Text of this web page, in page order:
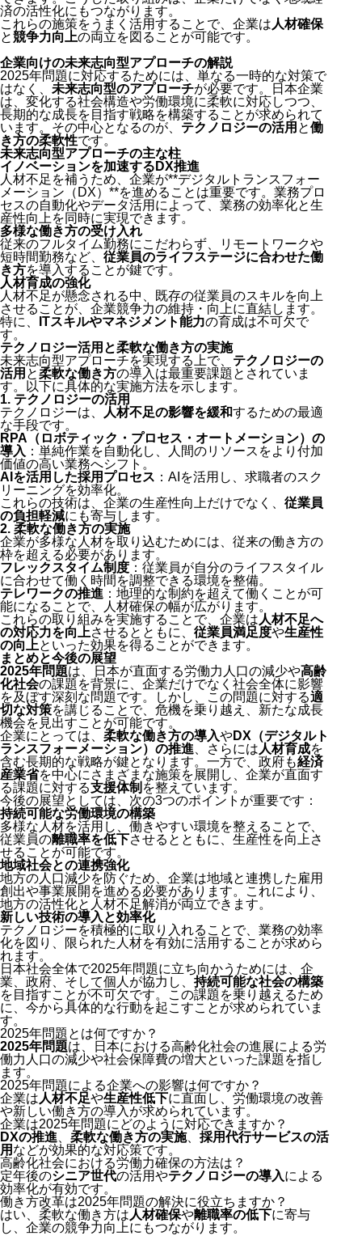
済の活性化にもつながります。
これらの施策をうまく活用することで、企業は 人材確保
と競争力向上の両立を図ることが可能です。
企業向けの未来志向型アプローチの解説
2025年問題に対応するためには、単なる一時的な対策で
はなく、 未来志向型のアプローチが必要です。日本企業
は、変化する社会構造や労働環境に柔軟に対応しつつ、
長期的な成長を目指す戦略を構築することが求められて
います。その中心となるのが、 テクノロジーの活用 と働
き方の柔軟性です。
未来志向型アプローチの主な柱
イノベーションを加速するDX推進
人材不足を補うため、企業が**デジタルトランスフォー
メーション（DX）**を進めることは重要です。業務プロ
セスの自動化やデータ活用によって、業務の効率化と生
産性向上を同時に実現できます。
多様な働き方の受け入れ
従来のフルタイム勤務にこだわらず、リモートワークや
短時間勤務など、 従業員のライフステージに合わせた働
き方を導入することが鍵です。
人材育成の強化
人材不足が懸念される中、既存の従業員のスキルを向上
させることが、企業競争力の維持・向上に直結します。
特に、
ITスキルやマネジメント能力の育成は不可欠で
す。
テクノロジー活用と柔軟な働き方の実施
未来志向型アプローチを実現する上で、 テクノロジーの
活用 と柔軟な働き方の導入は最重要課題とされていま
す。以下に具体的な実施方法を示します。
1. テクノロジーの活用
テクノロジーは、
人材不足の影響を緩和するための最適
な手段です。
RPA（ロボティック・プロセス・オートメーション）の
導入 ：単純作業を自動化し、人間のリソースをより付加
価値の高い業務へシフト。
AIを活用した採用プロセス ：AIを活用し、求職者のスク
リーニングを効率化。
これらの技術は、企業の生産性向上だけでなく、 従業員
の負担軽減にも寄与します。
2. 柔軟な働き方の実施
企業が多様な人材を取り込むためには、従来の働き方の
枠を超える必要があります。
フレックスタイム制度 ：従業員が自分のライフスタイル
に合わせて働く時間を調整できる環境を整備。
テレワークの推進 ：地理的な制約を超えて働くことが可
能になることで、人材確保の幅が広がります。
これらの取り組みを実施することで、企業は 人材不足へ
の対応力を向上させるとともに、 従業員満足度や生産性
の向上といった効果を得ることができます。
まとめと今後の展望
2025年問題は、日本が直面する労働力人口の減少や高齢
化社会の課題を背景に、企業だけでなく社会全体に影響
を及ぼす深刻な問題です。しかし、この問題に対する適
切な対策を講じることで、危機を乗り越え、新たな成長
機会を見出すことが可能です。
企業にとっては、 柔軟な働き方の導入やDX（デジタルト
ランスフォーメーション）の推進 、さらには 人材育成を
含む長期的な戦略が鍵となります。一方で、政府も経済
産業省を中心にさまざまな施策を展開し、企業が直面す
る課題に対する支援体制 を整えています。
今後の展望としては、次の3つのポイントが重要です：
持続可能な労働環境の構築
多様な人材を活用し、働きやすい環境を整えることで、
従業員の離職率を低下させるとともに、生産性を向上さ
せることが可能です。
地域社会との連携強化
地方の人口減少を防ぐため、企業は地域と連携した雇用
創出や事業展開を進める必要があります。これにより、
地方の活性化と人材不足解消が両立できます。
新しい技術の導入と効率化
テクノロジーを積極的に取り入れることで、業務の効率
化を図り、限られた人材を有効に活用することが求めら
れます。
日本社会全体で2025年問題に立ち向かうためには、企
業、政府、そして個人が協力し、 持続可能な社会の構築
を目指すことが不可欠です。この課題を乗り越えるため
に、今から具体的な行動を起こすことが求められていま
す。
2025年問題とは何ですか？
2025年問題は、日本における高齢化社会の進展による労
働力人口の減少や社会保障費の増大といった課題を指し
ます。
2025年問題による企業への影響は何ですか？
企業は 人材不足や生産性低下に直面し、労働環境の改善
や新しい働き方の導入が求められています。
企業は2025年問題にどのように対応できますか？
DXの推進
柔軟な働き方の実施、 採用代行サービスの活
用 などが効果的な対応策です。
高齢化社会における労働力確保の方法は？
定年後のシニア世代の活用やテクノロジーの導入による
効率化が有効です。
働き方改革は2025年問題の解決に役立ちますか？
はい、柔軟な働き方は 人材確保や離職率の低下に寄与
し、企業の競争力向上にもつながります。
2025年問題が日本社会に与える影響
人材不足の課題と企業が直面する現状と原因
企業が取るべき具体的な対策
経済産業省の指針と企業に対しての提言
企業向けの未来志向型アプローチの解説
まとめと今後の展望